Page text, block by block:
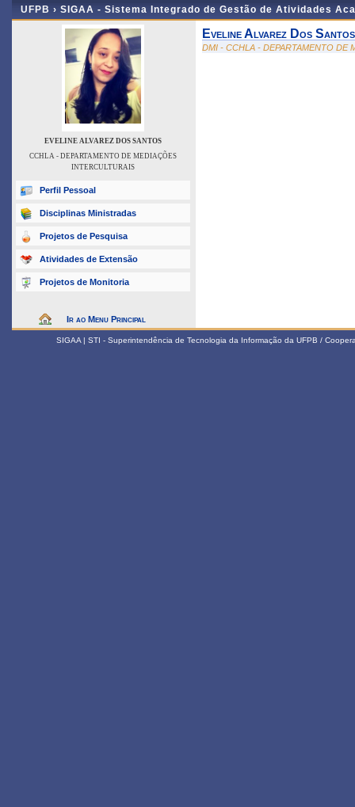
UFPB › SIGAA - Sistema Integrado de Gestão de Atividades
EVELINE ALVAREZ DOS SANTOS
CCHLA - DEPARTAMENTO DE MEDIAÇÕES
INTERCULTURAIS
Perfil Pessoal
Disciplinas Ministradas
Projetos de Pesquisa
Atividades de Extensão
Projetos de Monitoria
Ir ao Menu Principal
Eveline Alvarez Dos Santos
DMI - CCHLA - DEPARTAMENTO DE
SIGAA | STI - Superintendência de Tecnologia da Informação da UFPB /